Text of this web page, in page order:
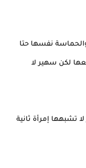
نفسها حتا
لكن سهير لا
تشبهها إمرأة ثانية